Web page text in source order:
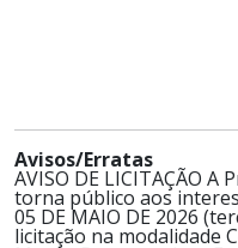
Avisos/Erratas
AVISO DE LICITAÇÃO
torna público aos
05 DE MAIO DE 2026
licitação na modalidade